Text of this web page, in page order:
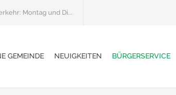
Montag und Di...
GEMEINDE NEUIGKEITEN BÜRGERSERVICE